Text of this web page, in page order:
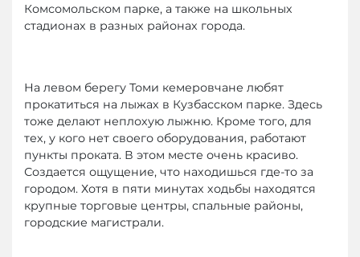
Комсомольском парке, а также на школьных
стадионах в разных районах города.
На левом берегу Томи кемеровчане любят
прокатиться на лыжах в Кузбасском парке. Здесь
тоже делают неплохую лыжню. Кроме того, для
тех, у кого нет своего оборудования, работают
пункты проката. В этом месте очень красиво.
Создается ощущение, что находишься где-то за
городом. Хотя в пяти минутах ходьбы находятся
крупные торговые центры, спальные районы,
городские магистрали.